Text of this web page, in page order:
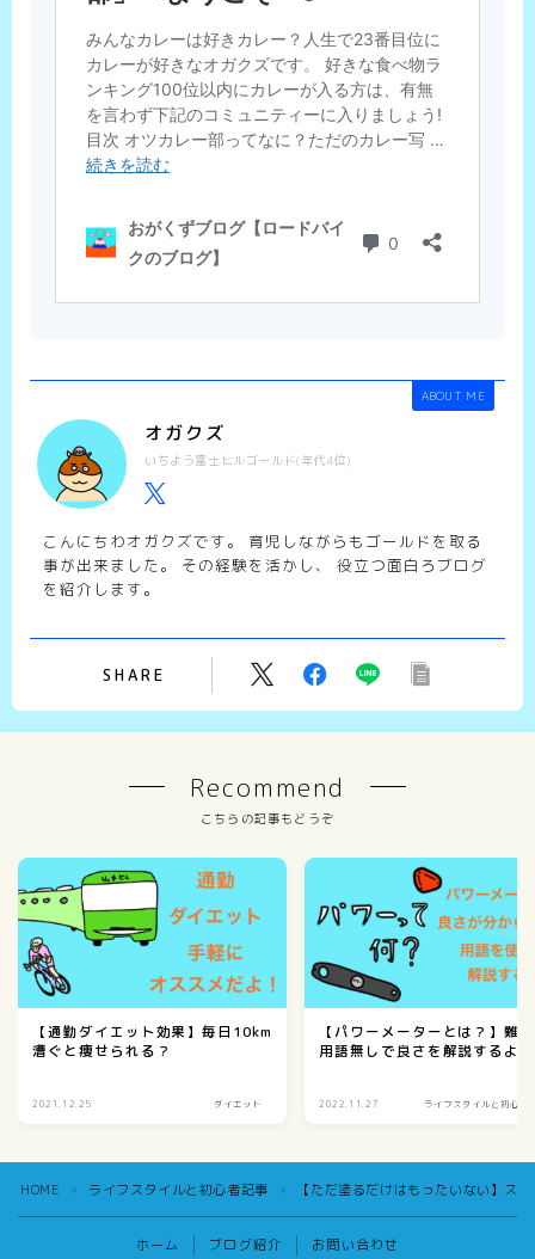
ABOUT ME
オガクズ
いちよう富士ヒルゴールド(年代4位)
こんにちわオガクズです。 育児しながらもゴールドを取る
事が出来ました。 その経験を活かし、 役立つ面白ろブログ
を紹介します。
SHARE
Recommend
こちらの記事もどうぞ
【通勤ダイエット効果】毎日10km
漕ぐと痩せられる？
2021.12.25 ダイエット
【パワーメーターとは？】難
用語無しで良さを解説するよ
2022.11.27 ライフスタイルと初心者
HOME ＞ ライフスタイルと初心者記事 ＞ 【ただ塗るだけはもったいない】ス
ホーム ブログ紹介 お問い合わせ